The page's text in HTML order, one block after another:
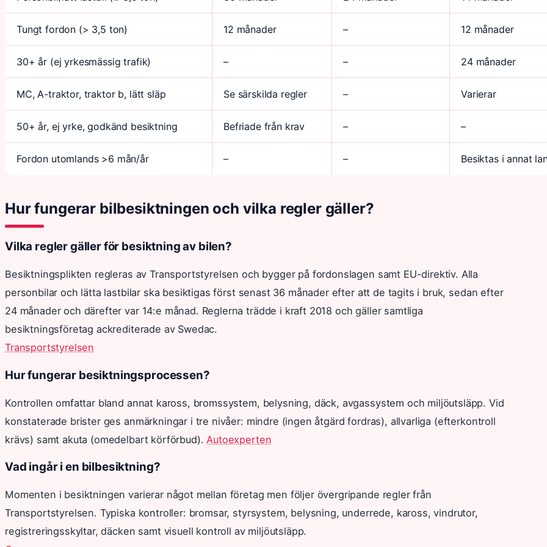
Tungt fordon (> 3,5 ton) 12 månader – 12 månader
30+ år (ej yrkesmässig trafik) – – 24 månader
MC, A-traktor, traktor b, lätt släp Se särskilda regler – Varierar
50+ år, ej yrke, godkänd besiktning Befriade från krav – –
Fordon utomlands >6 mån/år – – Besiktas i annat
Hur fungerar bilbesiktningen och vilka regler gäller?
Vilka regler gäller för besiktning av bilen?
Besiktningsplikten regleras av Transportstyrelsen och bygger på fordonslagen samt EU-direktiv. Alla
personbilar och lätta lastbilar ska besiktigas först senast 36 månader efter att de tagits i bruk, sedan efter
24 månader och därefter var 14:e månad. Reglerna trädde i kraft 2018 och gäller samtliga
besiktningsföretag ackrediterade av Swedac.
Transportstyrelsen
Hur fungerar besiktningsprocessen?
Kontrollen omfattar bland annat kaross, bromssystem, belysning, däck, avgassystem och miljöutsläpp. Vid
konstaterade brister ges anmärkningar i tre nivåer: mindre (ingen åtgärd fordras), allvarliga (efterkontroll
krävs) samt akuta (omedelbart körförbud). Autoexperten
Vad ingår i en bilbesiktning?
Momenten i besiktningen varierar något mellan företag men följer övergripande regler från
Transportstyrelsen. Typiska kontroller: bromsar, styrsystem, belysning, underrede, kaross, vindrutor,
registreringsskyltar, däcken samt visuell kontroll av miljöutsläpp.